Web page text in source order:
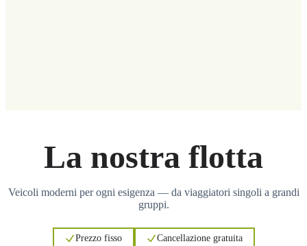
La nostra flotta
Veicoli moderni per ogni esigenza — da viaggiatori singoli a grandi
gruppi.
Prezzo fisso Cancellazione gratuita